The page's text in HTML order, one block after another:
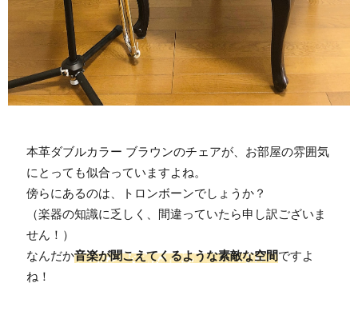
本革ダブルカラー ブラウンのチェアが、お部屋の雰囲気
にとっても似合っていますよね。
傍らにあるのは、トロンボーンでしょうか？
（楽器の知識に乏しく、間違っていたら申し訳ございま
せん！）
なんだか音楽が聞こえてくるような素敵な空間ですよ
ね！